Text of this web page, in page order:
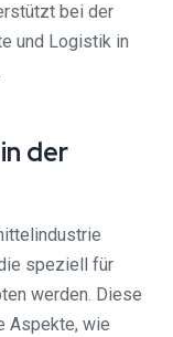
bei der
und Logistik in
der
speziell für
werden. Diese
Aspekte, wie